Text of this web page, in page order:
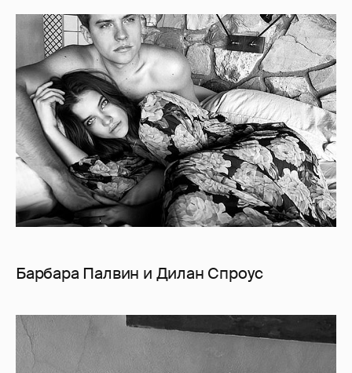
Барбара Палвин и Дилан Спроус